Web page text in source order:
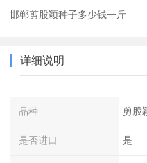
邯郸剪股颖种子多少钱一斤
详细说明
品种 剪股
是否进口 是